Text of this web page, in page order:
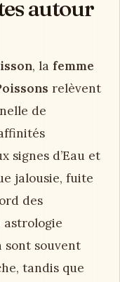
autour
, la femme
relèvent
de
signes d’Eau et
jalousie, fuite
des
astrologie
sont souvent
tandis que